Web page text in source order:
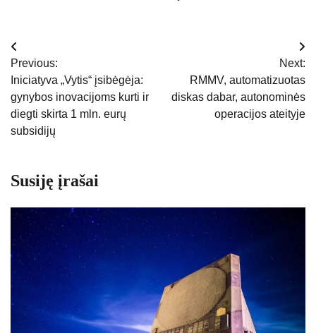
Navigacija
tarp
įrašų
Previous:
Iniciatyva „Vytis“ įsibėgėja:
gynybos inovacijoms kurti ir
diegti skirta 1 mln. eurų
subsidijų
Next:
RMMV, automatizuotas
diskas dabar, autonominės
operacijos ateityje
Susiję įrašai